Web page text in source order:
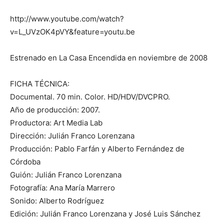
http://www.youtube.com/watch?
v=L_UVzOK4pVY&feature=youtu.be
Estrenado en La Casa Encendida en noviembre de 2008
FICHA TÉCNICA:
Documental. 70 min. Color. HD/HDV/DVCPRO.
Año de producción: 2007.
Productora: Art Media Lab
Dirección: Julián Franco Lorenzana
Producción: Pablo Farfán y Alberto Fernández de
Córdoba
Guión: Julián Franco Lorenzana
Fotografía: Ana María Marrero
Sonido: Alberto Rodríguez
Edición: Julián Franco Lorenzana y José Luis Sánchez